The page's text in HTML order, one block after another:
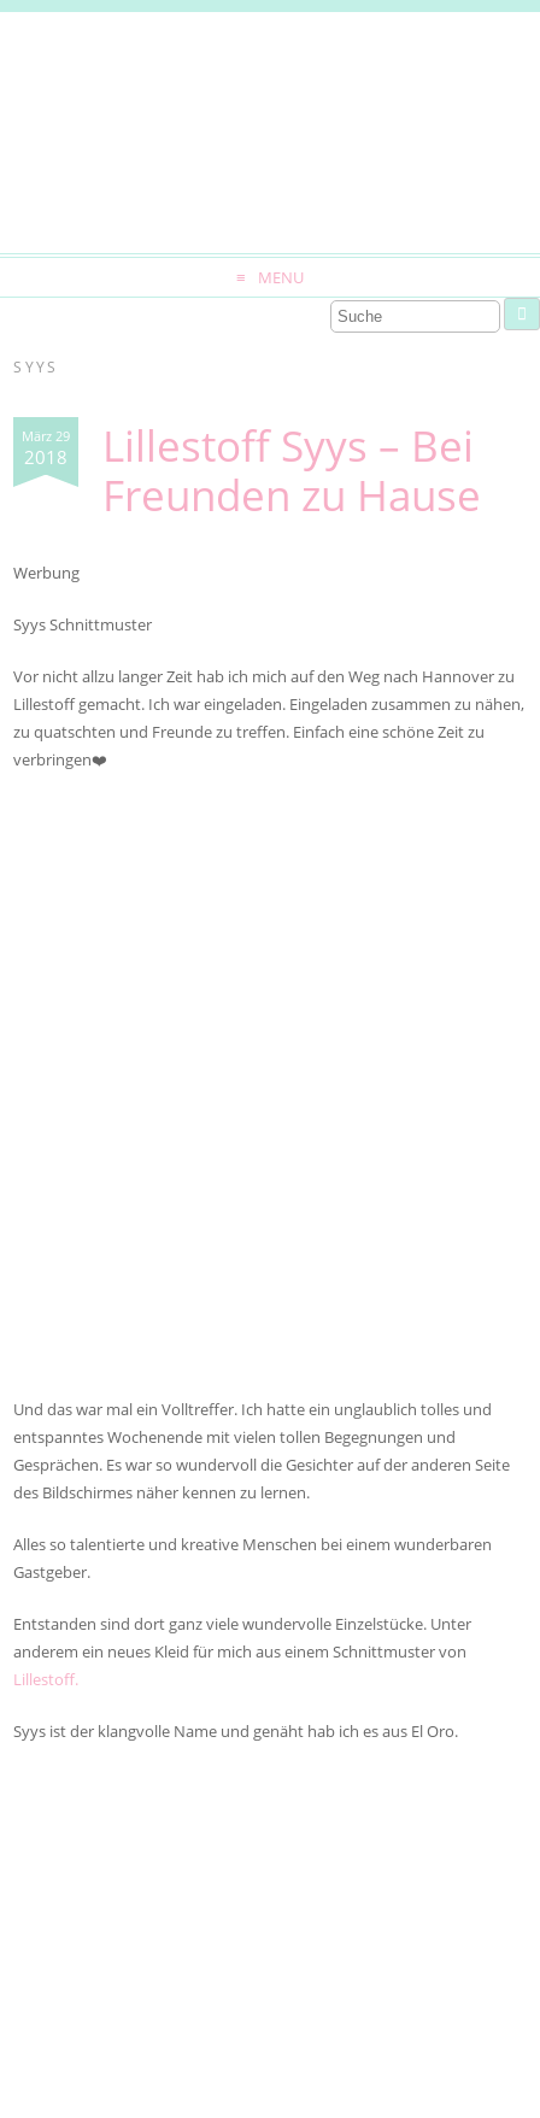
MENU
SYYS
März 29
2018
Lillestoff Syys – Bei
Freunden zu Hause
Werbung
Syys Schnittmuster
Vor nicht allzu langer Zeit hab ich mich auf den Weg nach Hannover zu
Lillestoff gemacht. Ich war eingeladen. Eingeladen zusammen zu nähen,
zu quatschten und Freunde zu treffen. Einfach eine schöne Zeit zu
verbringen❤️
Und das war mal ein Volltreffer. Ich hatte ein unglaublich tolles und
entspanntes Wochenende mit vielen tollen Begegnungen und
Gesprächen. Es war so wundervoll die Gesichter auf der anderen Seite
des Bildschirmes näher kennen zu lernen.
Alles so talentierte und kreative Menschen bei einem wunderbaren
Gastgeber.
Entstanden sind dort ganz viele wundervolle Einzelstücke. Unter
anderem ein neues Kleid für mich aus einem Schnittmuster von
Lillestoff.
Syys ist der klangvolle Name und genäht hab ich es aus El Oro.